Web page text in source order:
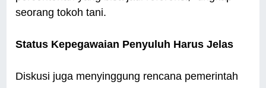
seorang tokoh tani.
Status Kepegawaian Penyuluh Harus Jelas
Diskusi juga menyinggung rencana pemerintah